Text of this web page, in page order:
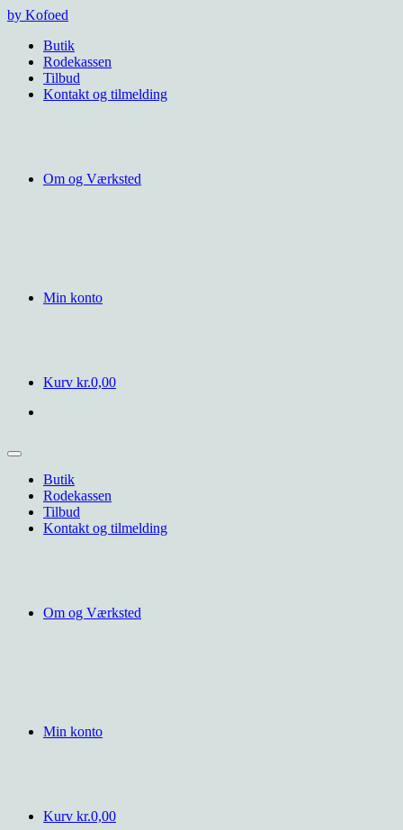
Videre
indhold
by Kofoed
Butik
Rodekassen
Tilbud
Kontakt og tilmelding
Om og Værksted
Min konto
Kurv kr.0,00
Butik
Rodekassen
Tilbud
Kontakt og tilmelding
Om og Værksted
Min konto
Kurv kr.0,00